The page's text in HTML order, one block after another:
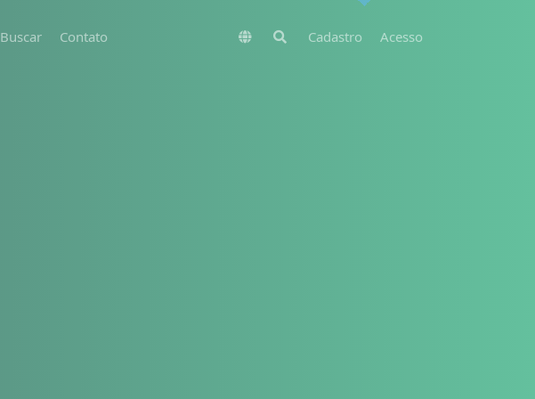
Buscar Contato Cadastro Acesso